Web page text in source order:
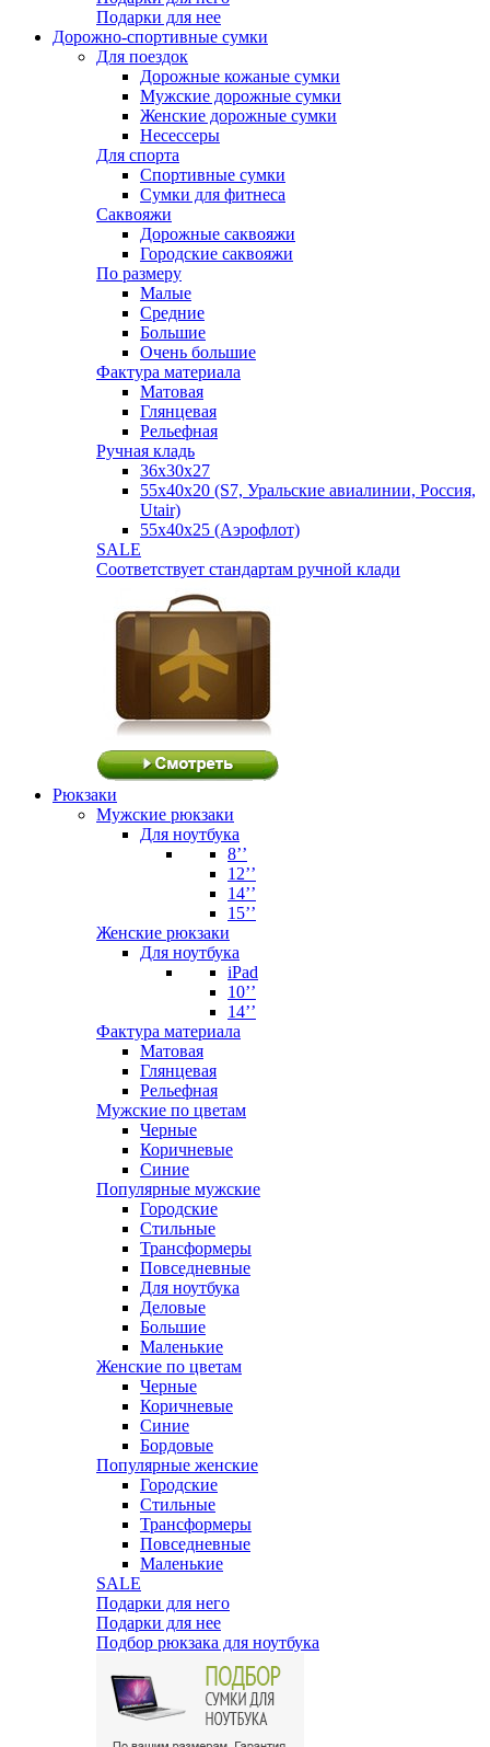
Подарки для нее
Дорожно-спортивные сумки
Для поездок
Дорожные кожаные сумки
Мужские дорожные сумки
Женские дорожные сумки
Несессеры
Для спорта
Спортивные сумки
Сумки для фитнеса
Саквояжи
Дорожные саквояжи
Городские саквояжи
По размеру
Малые
Средние
Большие
Очень большие
Фактура материала
Матовая
Глянцевая
Рельефная
Ручная кладь
36х30x27
55х40х20 (S7, Уральские авиалинии, Россия,
Utair)
55х40х25 (Аэрофлот)
SALE
Соответствует стандартам ручной клади
Рюкзаки
Мужские рюкзаки
Для ноутбука
8’’
12’’
14’’
15’’
Женские рюкзаки
Для ноутбука
iPad
10’’
14’’
Фактура материала
Матовая
Глянцевая
Рельефная
Мужские по цветам
Черные
Коричневые
Синие
Популярные мужские
Городские
Стильные
Трансформеры
Повседневные
Для ноутбука
Деловые
Большие
Маленькие
Женские по цветам
Черные
Коричневые
Синие
Бордовые
Популярные женские
Городские
Стильные
Трансформеры
Повседневные
Маленькие
SALE
Подарки для него
Подарки для нее
Подбор рюкзака для ноутбука